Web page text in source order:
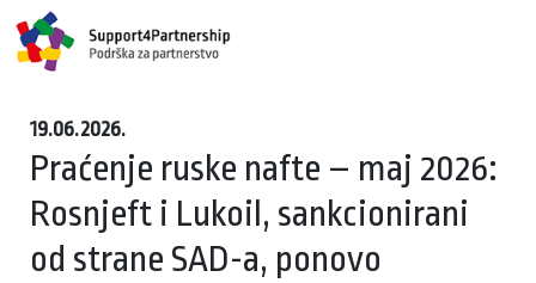
19.06.2026.
Praćenje ruske nafte – maj 2026:
Rosnjeft i Lukoil, sankcionirani
od strane SAD-a, ponovo